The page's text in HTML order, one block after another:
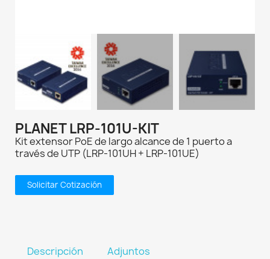
PLANET LRP-101U-KIT
Kit extensor PoE de largo alcance de 1 puerto a
través de UTP (LRP-101UH + LRP-101UE)
Solicitar Cotización
Descripción Adjuntos